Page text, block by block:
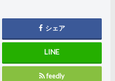
シェア
feedly